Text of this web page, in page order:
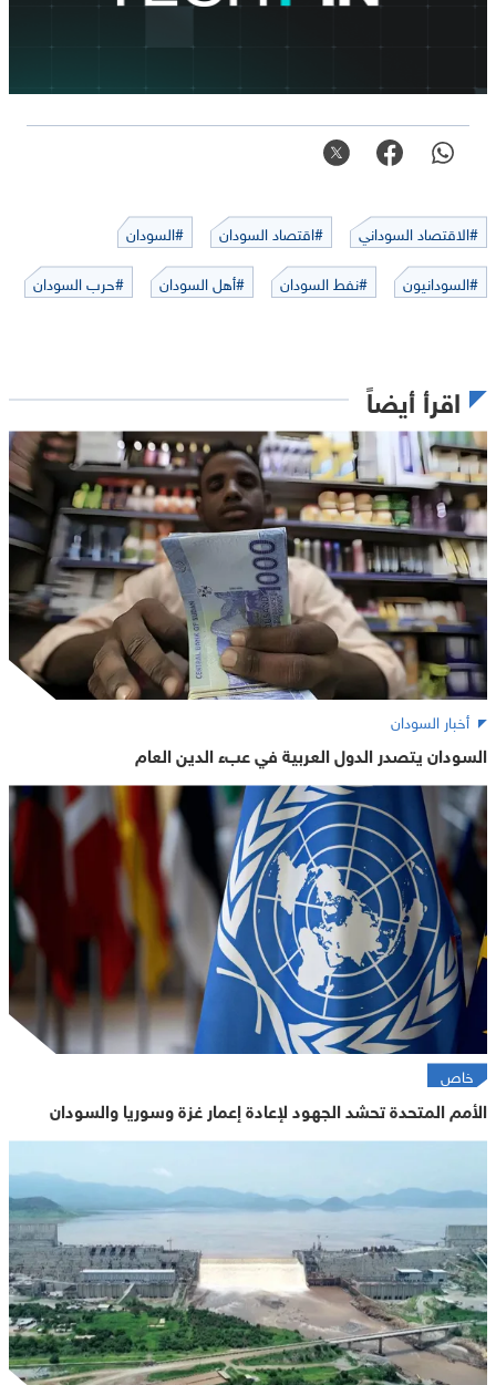
#الاقتصاد السوداني #اقتصاد السودان
#السودان
#السودانيون
#نفط السودان #أهل السودان #حرب السودان
اقرأ أيضاً
أخبار السودان
السودان يتصدر الدول العربية في عبء الدين العام
خاص
الأمم المتحدة تحشد الجهود لإعادة إعمار غزة وسوريا والسودان